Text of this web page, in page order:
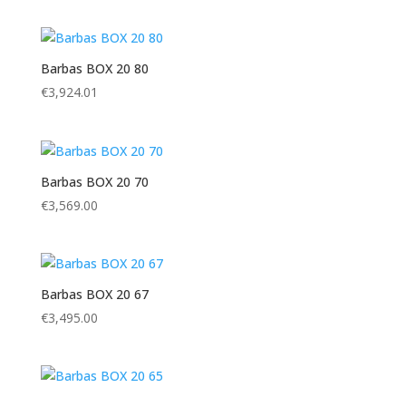
Barbas BOX 20 80
€3,924.01
Barbas BOX 20 70
€3,569.00
Barbas BOX 20 67
€3,495.00